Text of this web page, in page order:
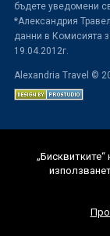
бъдете уведомени
*Александрия
данни в Комисията
19.04.2012г.
Alexandria Travel ©